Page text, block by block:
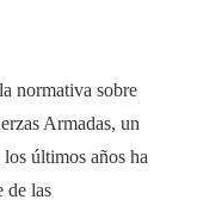
normativa sobre
Armadas, un
últimos años ha
de las